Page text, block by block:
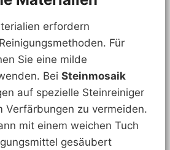
erfordern
Für
Sie eine milde
Bei Steinmosaik
auf spezielle Steinreiniger
Verfärbungen zu vermeiden.
mit einem weichen Tuch
gesäubert